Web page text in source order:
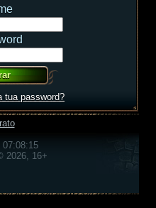
tua password?
2026, 16+